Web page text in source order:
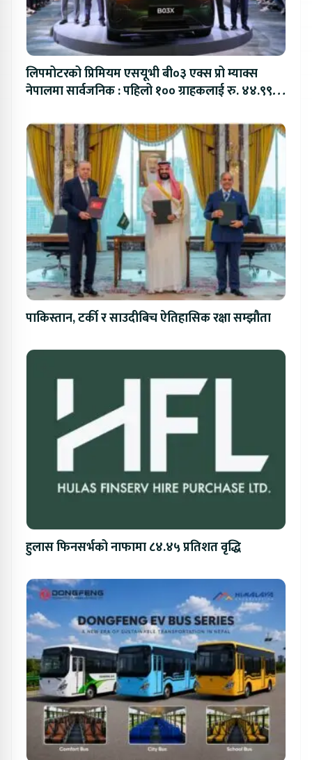
लिपमोटरको प्रिमियम एसयूभी बी०३ एक्स प्रो म्याक्स
नेपालमा सार्वजनिक : पहिलो १०० ग्राहकलाई रु. ४४.९९
पाकिस्तान, टर्की र साउदीबिच ऐतिहासिक रक्षा सम्झौता
हुलास फिनसर्भको नाफामा ८४.४५ प्रतिशत वृद्धि